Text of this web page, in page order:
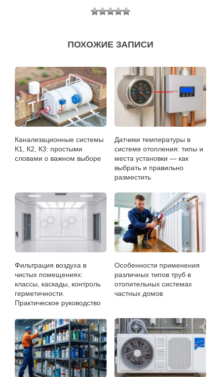
ПОХОЖИЕ ЗАПИСИ
Канализационные системы
К1, К2, К3: простыми
словами о важном выборе
Датчики температуры в
системе отопления: типы и
места установки — как
выбрать и правильно
разместить
Фильтрация воздуха в
чистых помещениях:
классы, каскады, контроль
герметичности.
Практическое руководство
Особенности применения
различных типов труб в
отопительных системах
частных домов